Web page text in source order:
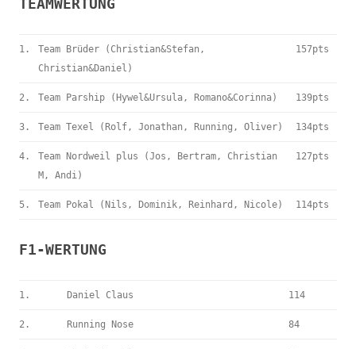
TEAMWERTUNG
1.
Team Brüder (Christian&Stefan,
Christian&Daniel)
157pts
2. Team Parship (Hywel&Ursula, Romano&Corinna) 139pts
3. Team Texel (Rolf, Jonathan, Running, Oliver) 134pts
4.
Team Nordweil plus (Jos, Bertram, Christian
M, Andi)
127pts
5. Team Pokal (Nils, Dominik, Reinhard, Nicole) 114pts
F1-WERTUNG
1. Daniel Claus 114
2. Running Nose 84